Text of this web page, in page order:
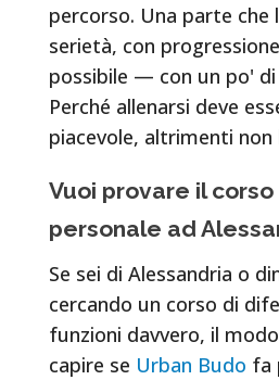
percorso. Una parte che
serietà, con
possibile — con un po'
Perché allenarsi deve
piacevole, altrimenti non
Vuoi provare il
personale ad
Se sei di Alessandria o
cercando un corso di
funzioni davvero, il
capire se Urban Budo fa